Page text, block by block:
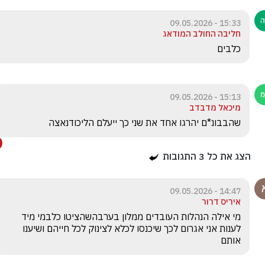
15:33 - 09.05.2026
חליבה החולב המודאג
כלבים
15:13 - 09.05.2026
מיכאל מדבדב
שהבבונ*ם יהרגו אחד את שני כך ייעלם הליכודנאצה
הצג את כל 3 התגובות
14:47 - 09.05.2026
איריס דרור
אותם